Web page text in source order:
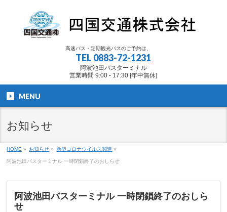
高速バス・定期観光バスのご予約は、
TEL 0883-72-1231
阿波池田バスターミナル
営業時間 9:00 - 17:30 [年中無休]
MENU
お知らせ
HOME » お知らせ » 新型コロナウイルス関連 »
阿波池田バスターミナル 一時閉鎖終了のおしらせ
阿波池田バスターミナル 一時閉鎖終了のおしら
せ